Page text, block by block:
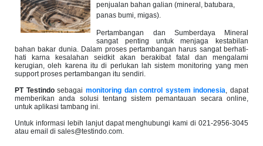
penjualan bahan galian (mineral, batubara,
panas bumi, migas).
Pertambangan dan Sumberdaya Mineral
sangat penting untuk menjaga kestabilan
bahan bakar dunia. Dalam proses pertambangan harus sangat berhati-
hati karna kesalahan seidkit akan berakibat fatal dan mengalami
kerugian, oleh karena itu di perlukan lah sistem monitoring yang men
support proses pertambangan itu sendiri.
PT Testindosebagai monitoring dan control system indonesia, dapat
memberikan anda solusi tentang sistem pemantauan secara online,
untuk aplikasi tambang ini.
Untuk informasi lebih lanjut dapat menghubungi kami di 021-2956-3045
atau email di sales@testindo.com.